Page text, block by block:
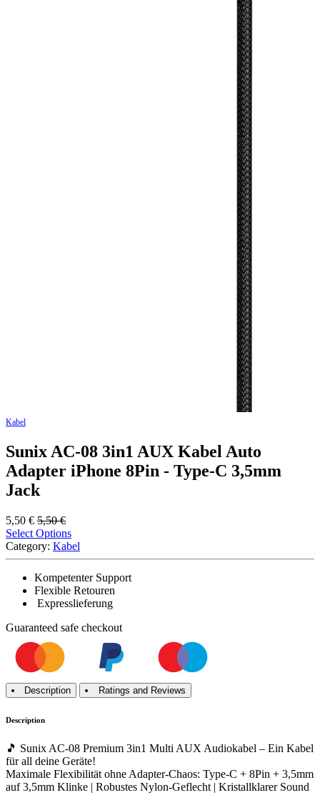
Kabel
Sunix AC-08 3in1 AUX Kabel Auto
Adapter iPhone 8Pin - Type-C 3,5mm
Jack
5,50 € 5,50€
Select Options
Category: Kabel
Kompetenter Support
Flexible Retouren
Expresslieferung
Guaranteed safe checkout
Description Ratings and Reviews
Description
🎵 Sunix AC-08 Premium 3in1 Multi AUX Audiokabel – Ein Kabel
für all deine Geräte!
Maximale Flexibilität ohne Adapter-Chaos: Type-C + 8Pin + 3,5mm
auf 3,5mm Klinke | Robustes Nylon-Geflecht | Kristallklarer Sound